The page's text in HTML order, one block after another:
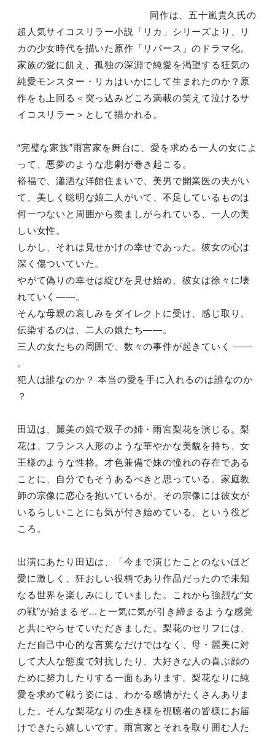
同作は、五十嵐貴久氏の
超人気サイコスリラー小説「リカ」シリーズより、リ
カの少女時代を描いた原作「リバース」のドラマ化。
家族の愛に飢え、孤独の深淵で純愛を渇望する狂気の
純愛モンスター・リカはいかにして生まれたのか？原
作をも上回る＜突っ込みどころ満載の笑えて泣けるサ
イコスリラー＞として描かれる。
“完璧な家族”雨宮家を舞台に、愛を求める一人の女によ
って、悪夢のような悲劇が巻き起こる。
裕福で、瀟洒な洋館住まいで、美男で開業医の夫がい
て、美しく聡明な娘二人がいて、不足しているものは
何一つないと周囲から羨ましがられている、一人の美
しい女性。
しかし、それは見せかけの幸せであった。彼女の心は
深く傷ついていた。
やがて偽りの幸せは綻びを見せ始め、彼女は徐々に壊
れていく――。
そんな母親の哀しみをダイレクトに受け、感じ取り、
伝染するのは、二人の娘たち――。
三人の女たちの周囲で、数々の事件が起きていく ――
。
犯人は誰なのか？ 本当の愛を手に入れるのは誰なのか
？
田辺は、麗美の娘で双子の姉・雨宮梨花を演じる。梨
花は、フランス人形のような華やかな美貌を持ち、女
王様のような性格。才色兼備で妹の憧れの存在である
ことに、自分でもそうあるべきと思っている。家庭教
師の宗像に恋心を抱いているが、その宗像には彼女が
いるらしいことにも気が付き始めている、という役ど
ころ。
出演にあたり田辺は、「今まで演じたことのないほど
愛に激しく、狂おしい役柄であり作品だったので未知
なる世界を楽しみにしていました。これから強烈な“女
の戦”が始まるぞ…と一気に気が引き締まるような感覚
と共にやらせていただきました。梨花のセリフには、
ただ自己中心的な言葉なだけではなく、母・麗美に対
して大人な態度で対抗したり、大好きな人の喜ぶ顔の
ために努力したりする一面もあります。梨花なりに純
愛を求めて戦う姿には、わかる感情がたくさんありま
した。そんな梨花なりの生き様を視聴者の皆様にお届
けできたら嬉しいです。雨宮家とそれを取り囲む人た